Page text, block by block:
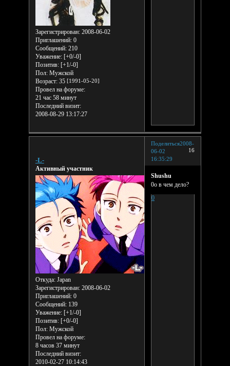
Зарегистрирован: 2008-06-02
Приглашений:0
Сообщений:210
Уважение: [+0/-0]
Позитив: [+1/-0]
Пол:Мужской
Возраст:35 [1991-05-20]
Провел на форуме:
21 час 58 минут
Последний визит:
2008-08-29 13:17:27
Поделиться
16
2008-
06-02
16:35:29
-L-
Активный участник
Откуда:Japan
Зарегистрирован: 2008-06-02
Приглашений:0
Сообщений:139
Уважение: [+1/-0]
Позитив: [+0/-0]
Пол:Мужской
Провел на форуме:
8 часов 37 минут
Последний визит:
2010-02-27 10:14:43
Shushu
0о в чем дело?
0